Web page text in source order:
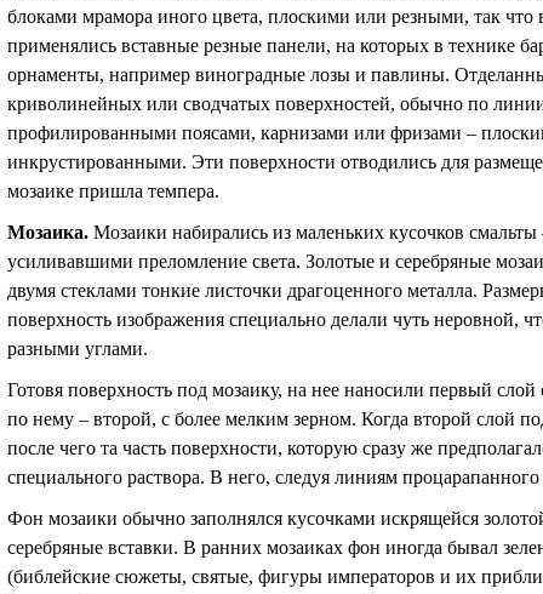
блоками мрамора иного цвета, плоскими или резными, так что
применялись вставные резные панели, на которых в технике
орнаменты, например виноградные лозы и павлины.
криволинейных или сводчатых поверхностей, обычно по
профилированными поясами, карнизами или фризами –
инкрустированными. Эти поверхности отводились для
мозаике пришла темпера.
Мозаика. Мозаики набирались из маленьких кусочков
усиливавшими преломление света. Золотые и серебряные
двумя стеклами тонкие листочки драгоценного металла.
поверхность изображения специально делали чуть неровной,
разными углами.
Готовя поверхность под мозаику, на нее наносили первый
по нему – второй, с более мелким зерном. Когда второй слой
после чего та часть поверхности, которую сразу же
специального раствора. В него, следуя линиям
Фон мозаики обычно заполнялся кусочками искрящейся
серебряные вставки. В ранних мозаиках фон иногда бывал
(библейские сюжеты, святые, фигуры императоров и их